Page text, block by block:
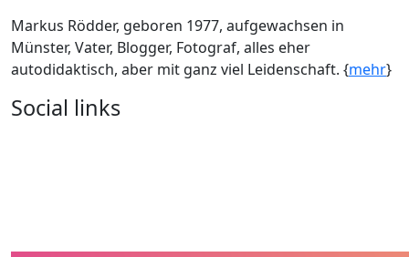
Markus Rödder, geboren 1977, aufgewachsen in
Münster, Vater, Blogger, Fotograf, alles eher
autodidaktisch, aber mit ganz viel Leidenschaft. {mehr}
Social links